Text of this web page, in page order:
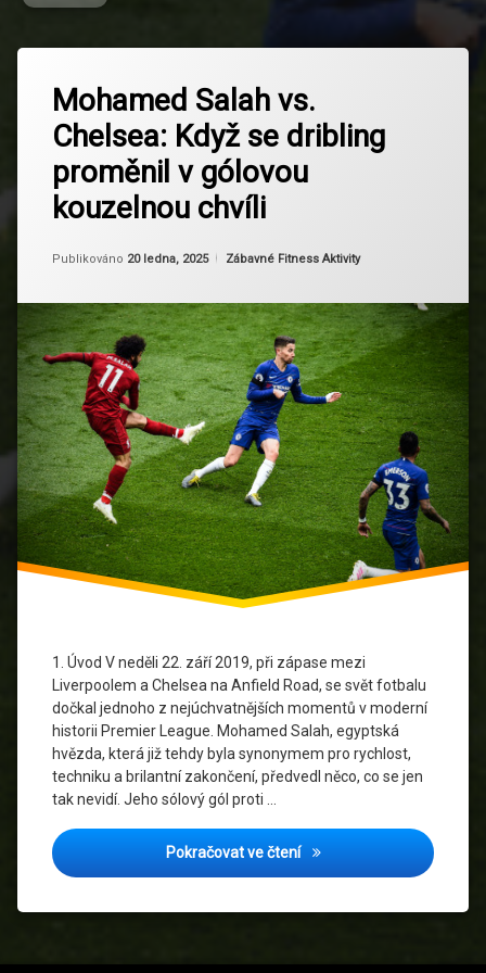
Mohamed Salah vs.
Chelsea: Když se dribling
proměnil v gólovou
kouzelnou chvíli
Publikováno 20 ledna, 2025
Od Ruby
Kategorie:
Zábavné Fitness Aktivity
1. Úvod V neděli 22. září 2019, při zápase mezi
Liverpoolem a Chelsea na Anfield Road, se svět fotbalu
dočkal jednoho z nejúchvatnějších momentů v moderní
historii Premier League. Mohamed Salah, egyptská
hvězda, která již tehdy byla synonymem pro rychlost,
techniku a brilantní zakončení, předvedl něco, co se jen
tak nevidí. Jeho sólový gól proti …
Pokračovat ve čteníMohamed Salah vs.
Chelsea
vs
Liverpool
Driblink
legendy
Gól
sezóny
Historie
Premier
League
Liverpool
fanoušci
Liverpool
FC
Mohamed
Nejlepší
hráči
Premier
League
Premier
League
fotbalu
komentář
na
Mohamed
Salah
vs.
Chelsea:
Když
proměnil
gólovou
kouzelnou
chvíli